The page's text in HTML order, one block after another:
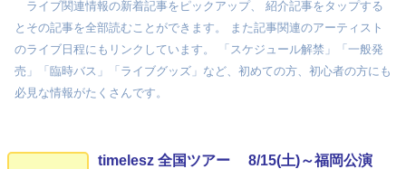
ライブ関連情報の新着記事をピックアップ、 紹介記事をタップする
とその記事を全部読むことができます。 また記事関連のアーティスト
のライブ日程にもリンクしています。 「スケジュール解禁」「一般発
売」「臨時バス」「ライブグッズ」など、初めての方、初心者の方にも
必見な情報がたくさんです。
timelesz 全国ツアー 8/15(土)～福岡公演